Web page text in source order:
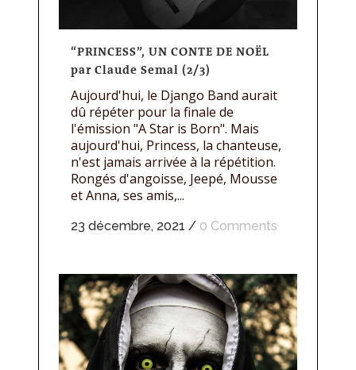
“PRINCESS”, UN CONTE DE NOËL
par Claude Semal (2/3)
Aujourd'hui, le Django Band aurait
dû répéter pour la finale de
l'émission "A Star is Born". Mais
aujourd'hui, Princess, la chanteuse,
n'est jamais arrivée à la répétition.
Rongés d'angoisse, Jeepé, Mousse
et Anna, ses amis,...
23 décembre, 2021 / 0 Comments